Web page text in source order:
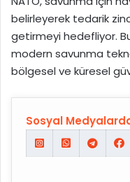
belirleyerek tedarik
getirmeyi hedefliyor.
modern savunma
bölgesel ve küresel
Sosyal